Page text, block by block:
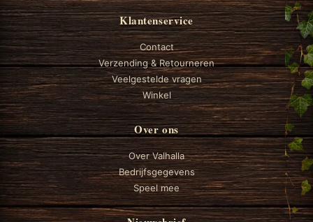
Klantenservice
Contact
Verzending & Retourneren
Veelgestelde vragen
Winkel
Over ons
Over Valhalla
Bedrijfsgegevens
Speel mee